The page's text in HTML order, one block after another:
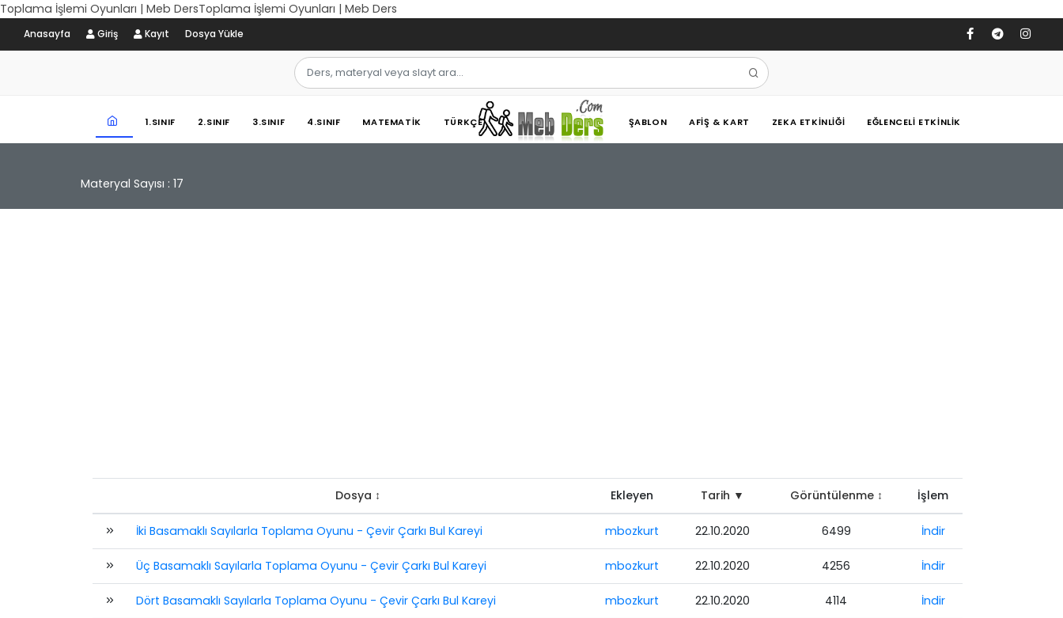
Toplama İşlemi Oyunları | Meb DersToplama İşlemi Oyunları | Meb Ders
Anasayfa Giriş Kayıt Dosya Yükle
1.SINIF 2.SINIF 3.SINIF 4.SINIF MATEMATIK TÜRKÇE ŞABLON AFIŞ & KART ZEKA ETKINLIĞI EĞLENCELI ETKINLIK
Materyal Sayısı : 17
Dosya ↕ Ekleyen Tarih ▼ Görüntülenme ↕ İşlem
İki Basamaklı Sayılarla Toplama Oyunu - Çevir Çarkı Bul Kareyi mbozkurt 22.10.2020 6499 İndir
Üç Basamaklı Sayılarla Toplama Oyunu - Çevir Çarkı Bul Kareyi mbozkurt 22.10.2020 4256 İndir
Dört Basamaklı Sayılarla Toplama Oyunu - Çevir Çarkı Bul Kareyi mbozkurt 22.10.2020 4114 İndir